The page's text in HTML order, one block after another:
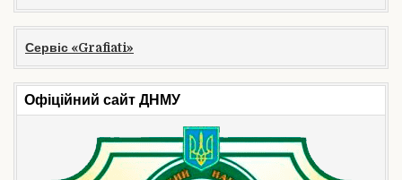
Сервіс «Grafiati»
Офіційний сайт ДНМУ